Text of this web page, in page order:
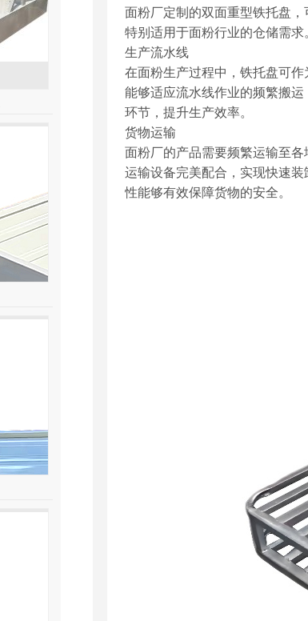
面粉厂定制的双面重型铁托盘
特别适用于面粉行业的仓储需求
生产流水线​
在面粉生产过程中，铁托盘可
能够适应流水线作业的频繁搬
环节，提升生产效率。​
货物运输​
面粉厂的产品需要频繁运输至
运输设备完美配合，实现快速
性能够有效保障货物的安全。​